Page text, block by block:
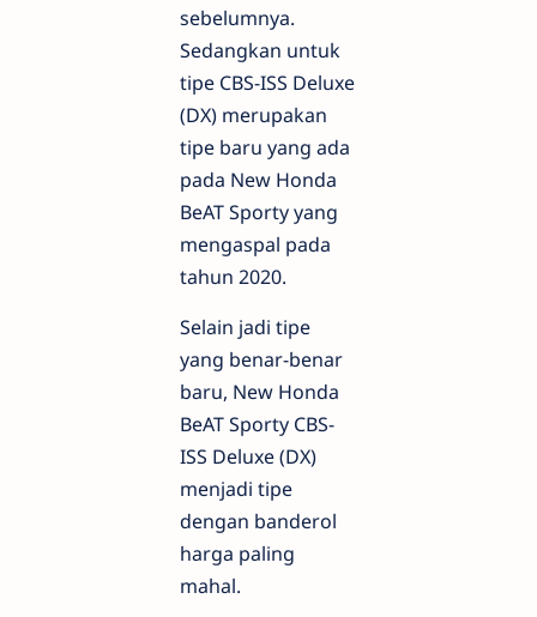
sebelumnya.
Sedangkan untuk
tipe CBS-ISS Deluxe
(DX) merupakan
tipe baru yang ada
pada New Honda
BeAT Sporty yang
mengaspal pada
tahun 2020.
Selain jadi tipe
yang benar-benar
baru, New Honda
BeAT Sporty CBS-
ISS Deluxe (DX)
menjadi tipe
dengan banderol
harga paling
mahal.